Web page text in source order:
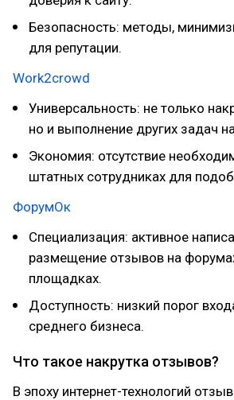
Безопасность: методы,
для репутации.
Work2crowd
Универсальность: не только
но и выполнение других задач
Экономия: отсутствие
штатных сотрудниках для
ФорумОк
Специализация: активное
размещение отзывов на
площадках.
Доступность: низкий порог
среднего бизнеса.
Что такое накрутка отзывов?
В эпоху интернет-технологий